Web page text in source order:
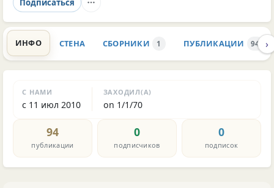
Подписаться
ИНФО СТЕНА СБОРНИКИ 1 ПУБЛИКАЦИИ 94 ›
С НАМИ
с 11 июл 2010
ЗАХОДИЛ(А)
on 1/1/70
94
публикации
0
подписчиков
0
подписок